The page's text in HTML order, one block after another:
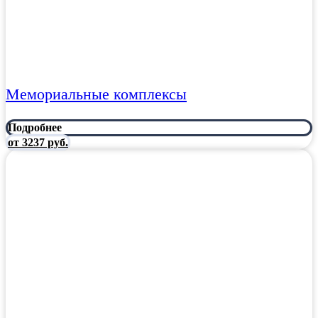
Мемориальные комплексы
Подробнее
от 3237 руб.